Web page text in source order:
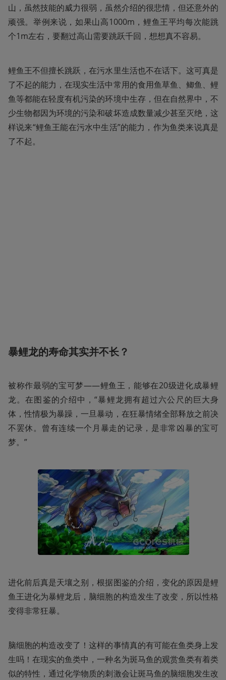
山，虽然技能的威力很弱，虽然介绍的很悲情，但还意外的
顽强。举例来说，如果山高1000m，鲤鱼王平均每次能跳
个1m左右，要翻过高山需要跳跃千回，想想真不容易。
鲤鱼王不但擅长跳跃，在污水里生活也不在话下。这可真是
了不起的能力，在现实生活中常用的食用鱼草鱼、鲫鱼、鲤
鱼等都能在轻度有机污染的环境中生存，但在自然界中，不
少生物都因为环境的污染和破坏造成数量减少甚至灭绝，这
样说来“鲤鱼王能在污水中生活”的能力，作为鱼类来说真是
了不起。
暴鲤龙的寿命其实并不长？
被称作最弱的宝可梦——鲤鱼王，能够在20级进化成暴鲤
龙。在图鉴的介绍中，“暴鲤龙拥有超过六公尺的巨大身
体，性情极为暴躁，一旦暴动，在狂暴情绪全部释放之前决
不罢休。曾有连续一个月暴走的记录，是非常凶暴的宝可
梦。”
进化前后真是天壤之别，根据图鉴的介绍，变化的原因是鲤
鱼王进化为暴鲤龙后，脑细胞的构造发生了改变，所以性格
变得非常狂暴。
脑细胞的构造改变了！这样的事情真的有可能在鱼类身上发
生吗！在现实的鱼类中，一种名为斑马鱼的观赏鱼类有着类
似的特性，通过化学物质的刺激会让斑马鱼的脑细胞发生改